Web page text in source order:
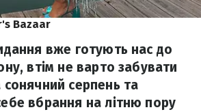
Bazaar
вже готують нас до
втім не варто забувати
серпень та
вбрання на літню пору